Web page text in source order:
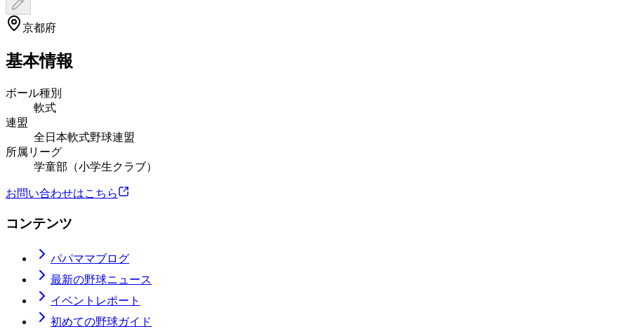
京都府
基本情報
ボール種別
軟式
連盟
全日本軟式野球連盟
所属リーグ
学童部（小学生クラブ）
お問い合わせはこちら
コンテンツ
パパママブログ
最新の野球ニュース
イベントレポート
初めての野球ガイド